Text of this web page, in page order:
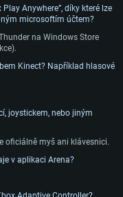
Anywhere”, díky které lze
microsoftím účtem?
na Windows Store
Kinect? Například hlasové
joystickem, nebo jiným
oficiálně myš ani klávesnici.
v aplikaci Arena?